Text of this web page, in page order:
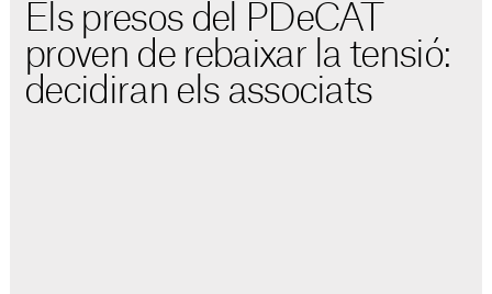
Els presos del PDeCAT
proven de rebaixar la tensió:
decidiran els associats